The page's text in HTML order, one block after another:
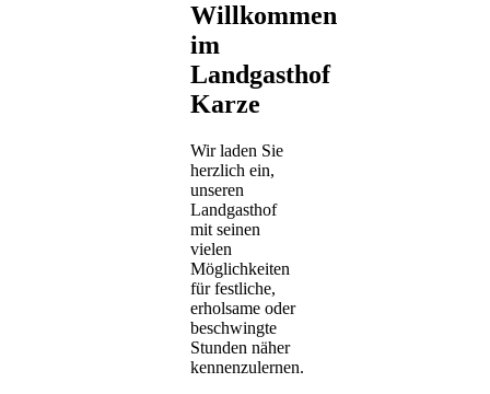
Willkommen
im
Landgasthof
Karze
Wir laden Sie
herzlich ein,
unseren
Landgasthof
mit seinen
vielen
Möglichkeiten
für festliche,
erholsame oder
beschwingte
Stunden näher
kennenzulernen.